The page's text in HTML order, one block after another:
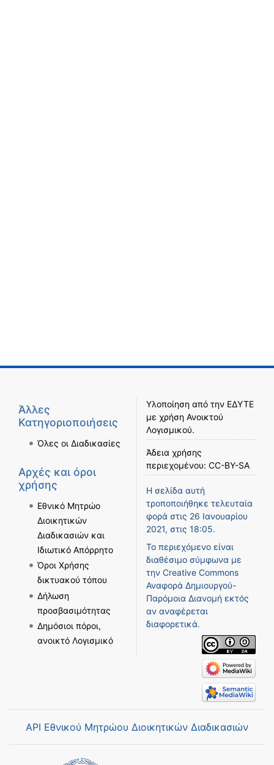
Άλλες
Κατηγοριοποιήσεις
Όλες οι Διαδικασίες
Αρχές και όροι
χρήσης
Εθνικό Μητρώο
Διοικητικών
Διαδικασιών και
Ιδιωτικό Απόρρητο
Όροι Χρήσης
δικτυακού τόπου
Δήλωση
προσβασιμότητας
Δημόσιοι πόροι,
ανοικτό Λογισμικό
Υλοποίηση από την ΕΔΥΤΕ
με χρήση Ανοικτού
Λογισμικού.
Άδεια χρήσης
περιεχομένου: CC-BY-SA
Η σελίδα αυτή
τροποποιήθηκε τελευταία
φορά στις 26 Ιανουαρίου
2021, στις 18:05.
Το περιεχόμενο είναι
διαθέσιμο σύμφωνα με
την Creative Commons
Αναφορά Δημιουργού-
Παρόμοια Διανομή εκτός
αν αναφέρεται
διαφορετικά.
API Εθνικού Μητρώου Διοικητικών Διαδικασιών